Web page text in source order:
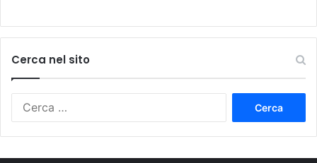
Cerca nel sito